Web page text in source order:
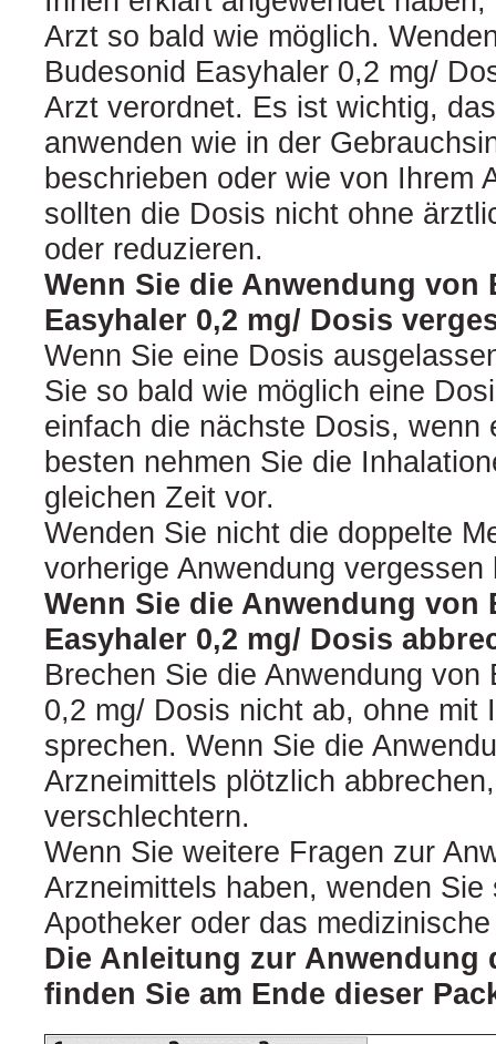
Arzt so bald wie möglich.
Budesonid Easyhaler 0,2 mg/
Arzt verordnet. Es ist wichtig,
anwenden wie in der
beschrieben oder wie von Ihrem
sollten die Dosis nicht ohne
oder reduzieren.
Wenn Sie die Anwendung von
Easyhaler 0,2 mg/ Dosis
Wenn Sie eine Dosis
Sie so bald wie möglich eine
einfach die nächste Dosis, wenn
besten nehmen Sie die
gleichen Zeit vor.
Wenden Sie nicht die doppelte
vorherige Anwendung vergessen
Wenn Sie die Anwendung von
Easyhaler 0,2 mg/ Dosis
Brechen Sie die Anwendung von
0,2 mg/ Dosis nicht ab, ohne mit
sprechen. Wenn Sie die
Arzneimittels plötzlich
verschlechtern.
Wenn Sie weitere Fragen zur
Arzneimittels haben, wenden
Apotheker oder das
Die Anleitung zur Anwendung
finden Sie am Ende dieser